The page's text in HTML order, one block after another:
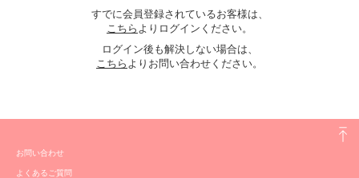
すでに会員登録されているお客様は、
こちら よりログインください。
ログイン後も解決しない場合は、
こちら よりお問い合わせください。
お問い合わせ
よくあるご質問